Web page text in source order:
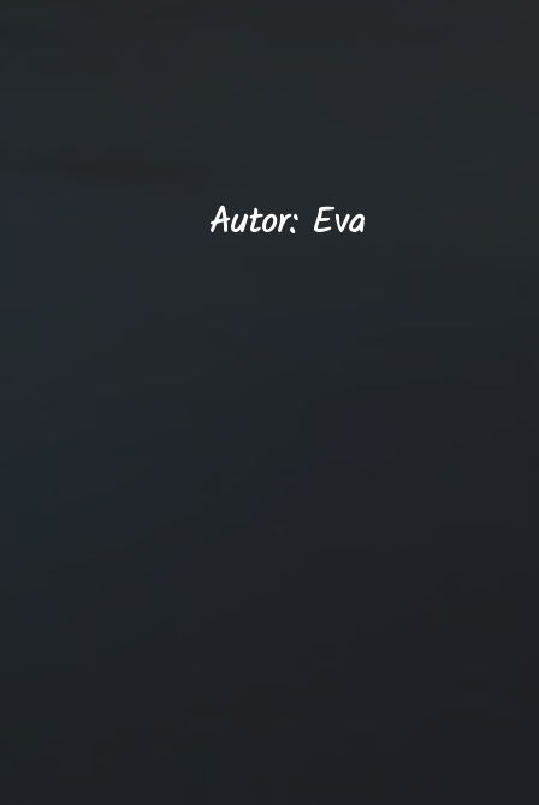
Autor: Eva